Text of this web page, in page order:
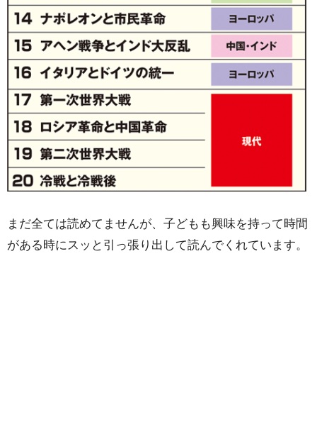
まだ全ては読めてませんが、子どもも興味を持って時間
がある時にスッと引っ張り出して読んでくれています。